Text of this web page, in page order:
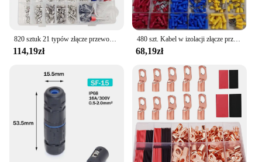
820 sztuk 21 typów złącze przewodu elektrycznego samochodu Terminal pinowy 1/1.5/1.8/2.2/2.8/3.5mm usuwanie nieizolowane męskie żeńskie pinezki zaciskane
114,19zł
480 szt. Kabel w izolacji złącze przewodu elektrycznego zaciskane kolby kolby pierścieniowe końcówki zestaw widelców wybrane elementy
68,19zł